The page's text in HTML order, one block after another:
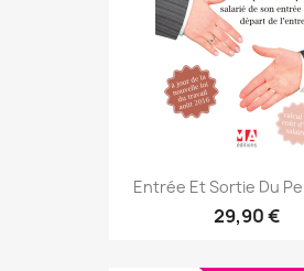
Entrée Et Sortie Du
29,90 €